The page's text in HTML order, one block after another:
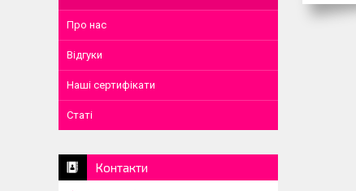
Про нас
Відгуки
Наші сертифікати
Статі
Контакти